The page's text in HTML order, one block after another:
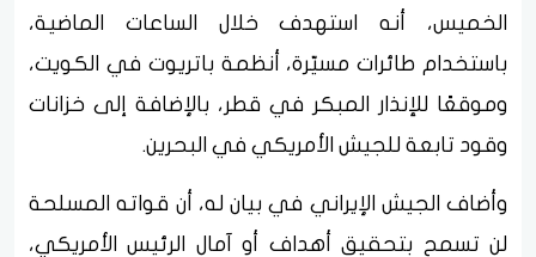
الخميس، أنه استهدف خلال الساعات الماضية،
باستخدام طائرات مسيّرة، أنظمة باتريوت في الكويت،
وموقعًا للإنذار المبكر في قطر، بالإضافة إلى خزانات
وقود تابعة للجيش الأمريكي في البحرين.
وأضاف الجيش الإيراني في بيان له، أن قواته المسلحة
لن تسمح بتحقيق أهداف أو آمال الرئيس الأمريكي،